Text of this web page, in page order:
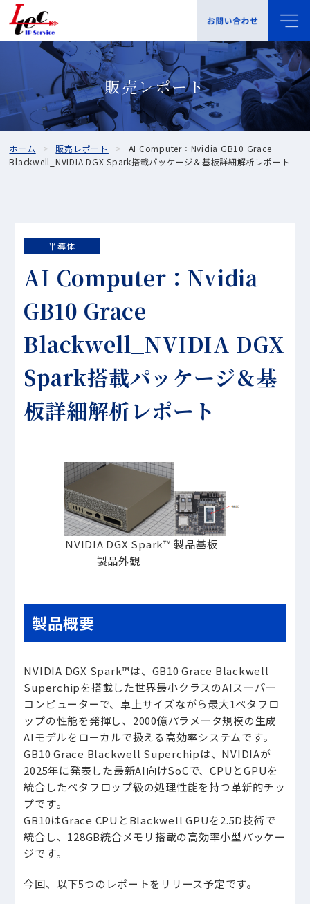
販売レポート
ホーム 販売レポート
AI Computer：Nvidia GB10 Grace
Blackwell_NVIDIA DGX Spark搭載パッケージ＆基板詳細解析レポート
半導体
AI Computer：Nvidia
GB10 Grace
Blackwell_NVIDIA DGX
Spark搭載パッケージ＆基
板詳細解析レポート
NVIDIA DGX Spark™
製品外観
製品基板
製品概要
NVIDIA DGX Spark™は、GB10 Grace Blackwell
Superchipを搭載した世界最小クラスのAIスーパー
コンピューターで、卓上サイズながら最大1ペタフロ
ップの性能を発揮し、2000億パラメータ規模の生成
AIモデルをローカルで扱える高効率システムです。
GB10 Grace Blackwell Superchipは、NVIDIAが
2025年に発表した最新AI向けSoCで、CPUとGPUを
統合したペタフロップ級の処理性能を持つ革新的チッ
プです。
GB10はGrace CPUとBlackwell GPUを2.5D技術で
統合し、128GB統合メモリ搭載の高効率小型パッケー
ジです。
今回、以下5つのレポートをリリース予定です。